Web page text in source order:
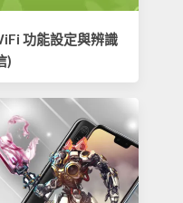
功能設定與辨識
)